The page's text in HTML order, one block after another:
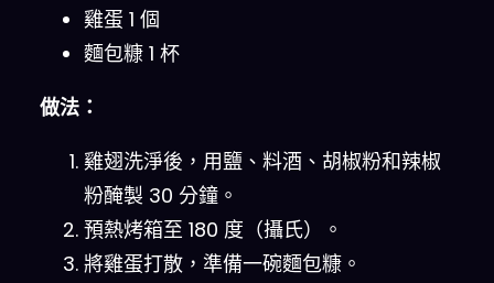
雞蛋 1 個
麵包糠 1 杯
做法：
雞翅洗淨後，用鹽、料酒、胡椒粉和辣椒
粉醃製 30 分鐘。
預熱烤箱至 180 度（攝氏）。
將雞蛋打散，準備一碗麵包糠。